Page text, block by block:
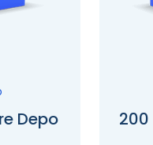
Depo 200